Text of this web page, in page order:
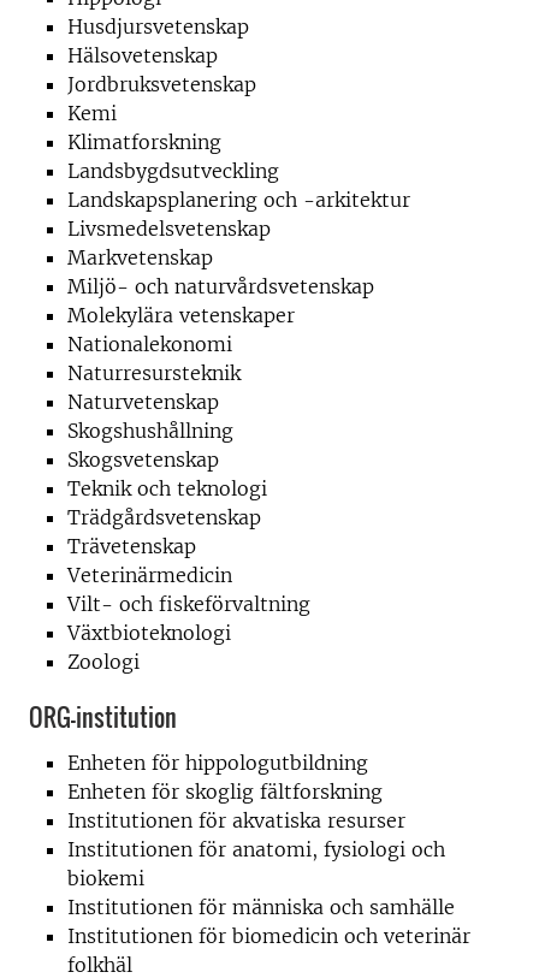
Husdjursvetenskap
Hälsovetenskap
Jordbruksvetenskap
Kemi
Klimatforskning
Landsbygdsutveckling
Landskapsplanering och -arkitektur
Livsmedelsvetenskap
Markvetenskap
Miljö- och naturvårdsvetenskap
Molekylära vetenskaper
Nationalekonomi
Naturresursteknik
Naturvetenskap
Skogshushållning
Skogsvetenskap
Teknik och teknologi
Trädgårdsvetenskap
Trävetenskap
Veterinärmedicin
Vilt- och fiskeförvaltning
Växtbioteknologi
Zoologi
ORG-institution
Enheten för hippologutbildning
Enheten för skoglig fältforskning
Institutionen för akvatiska resurser
Institutionen för anatomi, fysiologi och
biokemi
Institutionen för människa och samhälle
Institutionen för biomedicin och veterinär
folkhäl